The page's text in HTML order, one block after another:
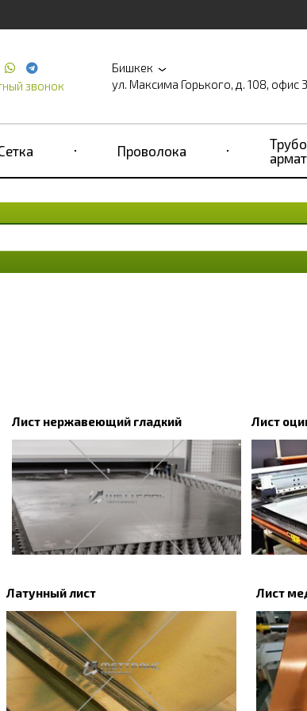
звонок
Бишкек
ул. Максима Горького, д. 108, офис
Проволока
Лист нержавеющий гладкий Лист
Латунный лист Лист